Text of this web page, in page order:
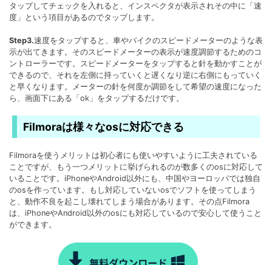
タップしてチェックを入れると、インスペクタが表示されその中に「速
度」という項目があるのでタップします。
Step3.速度をタップすると、車やバイクのスピードメーターのような表
示が出てきます。そのスピードメーターの表示が速度調節するためのコ
ントローラーです。スピードメーターをタップすると針を動かすことが
できるので、それを左側に持っていくと遅くなり逆に右側にもっていく
と早くなります。メーターの針を何度か調節をして希望の速度になった
ら、画面下にある「ok」をタップするだけです。
Filmoraは様々なosに対応できる
Filmoraを使うメリットは初心者にも使いやすいように工夫されている
ことですが、もう一つメリットに挙げられるのが数多くのosに対応して
いることです。iPhoneやAndroid以外にも、中国やヨーロッパでは独自
のosを作っています。もし対応していないosでソフトを使ってしまう
と、動作不良を起こし壊れてしまう場合があります。その点Filmora
は、iPhoneやAndroid以外のosにも対応しているので安心して使うこと
ができます。